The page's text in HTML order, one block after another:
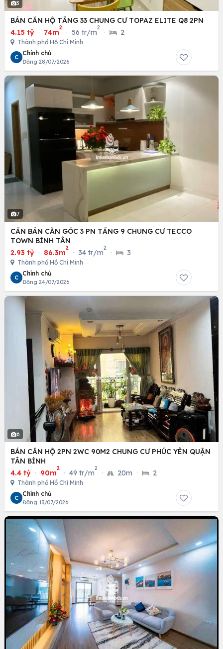
3
BÁN CĂN HỘ TẦNG 33 CHUNG CƯ TOPAZ ELITE Q8 2PN
4.15 tỷ · 74m
2
· 56 tr/m
2
· 2
Thành phố Hồ Chí Minh
C
Chính chủ
Đăng 28/07/2026
7
CẦN BÁN CĂN GÓC 3 PN TẦNG 9 CHUNG CƯ TECCO
TOWN BÌNH TÂN
2.93 tỷ · 86.3m
2
· 34 tr/m
2
· 3
Thành phố Hồ Chí Minh
C
Chính chủ
Đăng 24/07/2026
6
BÁN CĂN HỘ 2PN 2WC 90M2 CHUNG CƯ PHÚC YÊN QUẬN
TÂN BÌNH
4.4 tỷ · 90m
2
· 49 tr/m
2
· 20m · 2
Thành phố Hồ Chí Minh
C
Chính chủ
Đăng 13/07/2026